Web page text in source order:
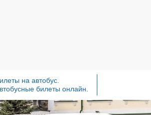
на автобус.
билеты онлайн.